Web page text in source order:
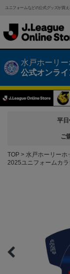
ユニフォームなどの公式グッズが買え
水戸ホーリー
公式オンラ
平日
ご
TOP 水戸ホーリーホ
2025ユニフォームカ